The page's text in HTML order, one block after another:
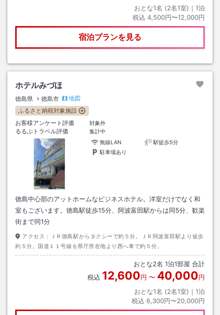
おとな1名 (2名1室)｜ 1泊
税込 4,500円〜12,000円
宿泊プランを見る
ホテルみづほ
徳島県 徳島市
地図
ふるさと納税対象施設
お客様アンケート評価
対象外
るるぶトラベル評価
集計中
無線LAN
駅徒歩5分
駐車場あり
徳島中心部のアットホームなビジネスホテル。洋室だけでなく和
室もございます。徳島駅徒歩15分、阿波富田駅からは同5分、歓楽
街まで同1分
アクセス：
ＪＲ徳島駅からタクシーで約５分。ＪＲ阿波富田駅より徒歩
約５分。国道１１号線を県庁所在地より西へ車で約５分。
おとな2名 1泊1部屋 合計
税込 12,600円 〜 40,000円
おとな1名 (2名1室)｜ 1泊
税込 6,300円〜20,000円